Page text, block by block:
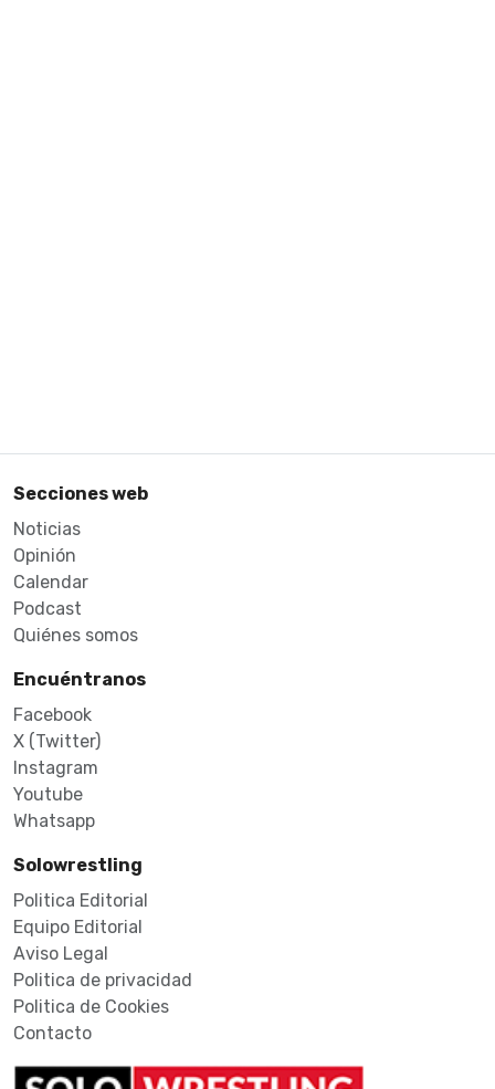
Secciones web
Noticias
Opinión
Calendar
Podcast
Quiénes somos
Encuéntranos
Facebook
X (Twitter)
Instagram
Youtube
Whatsapp
Solowrestling
Politica Editorial
Equipo Editorial
Aviso Legal
Politica de privacidad
Politica de Cookies
Contacto